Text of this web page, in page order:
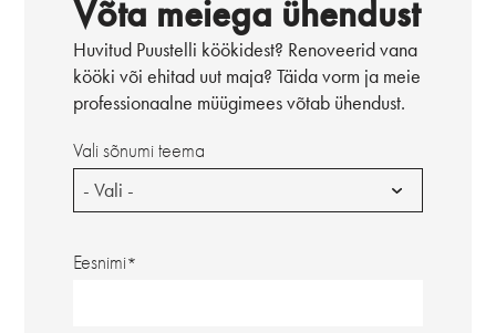
Võta meiega ühendust
Huvitud Puustelli köökidest? Renoveerid vana
kööki või ehitad uut maja? Täida vorm ja meie
professionaalne müügimees võtab ühendust.
Vali sõnumi teema
- Vali -
Eesnimi